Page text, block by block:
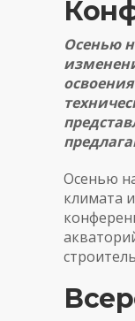
Осенью
Осенью
климата